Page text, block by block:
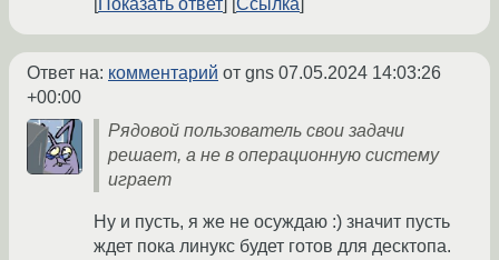
Показать ответ
Ссылка
Ответ на: комментарий от gns 07.05.2024 14:03:26
+00:00
Рядовой пользователь свои задачи
решает, а не в операционную систему
играет
Ну и пусть, я же не осуждаю :) значит пусть
ждет пока линукс будет готов для десктопа.